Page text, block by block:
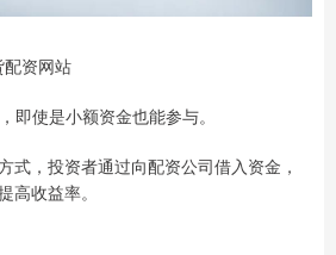
配资网站
即使是小额资金也能参与。
式，投资者通过向配资公司借入资金，
高收益率。